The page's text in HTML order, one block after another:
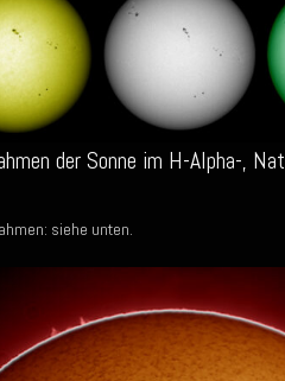
der Sonne im H-Alpha-,
siehe unten.